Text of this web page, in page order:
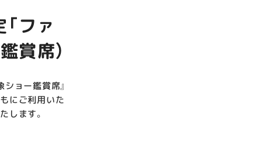
ファ
賞席）
ョー鑑賞席』
にご利用いた
します。